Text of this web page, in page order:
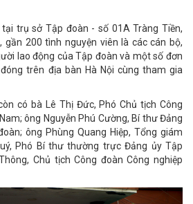
trụ sở Tập đoàn - số 01A Tràng Tiền,
gần 200 tình nguyện viên là các cán bộ,
lao động của Tập đoàn và một số đơn
trên địa bàn Hà Nội cùng tham gia
có bà Lê Thị Đức, Phó Chủ tịch Công
ông Nguyễn Phú Cường, Bí thư Đảng
ông Phùng Quang Hiệp, Tổng giám
Phó Bí thư thường trực Đảng ủy Tập
Chủ tịch Công đoàn Công nghiệp